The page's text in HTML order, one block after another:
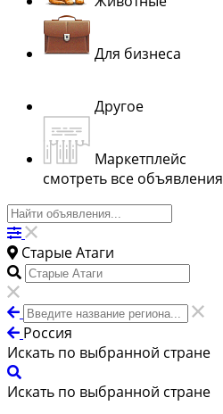
Для бизнеса
Другое
Маркетплейс
смотреть все объявления
Старые Атаги
Россия
Искать по выбранной стране
Искать по выбранной стране